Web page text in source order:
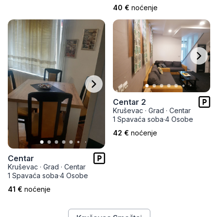
40 € noćenje
Centar
Kruševac · Grad · Centar
1 Spavaća soba·4 Osobe
41 € noćenje
Centar 2
Kruševac · Grad · Centar
1 Spavaća soba·4 Osobe
42 € noćenje